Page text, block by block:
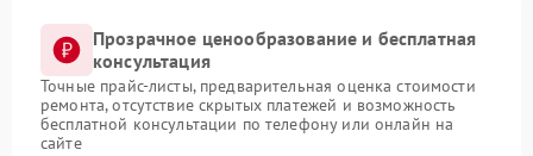
Прозрачное ценообразование и бесплатная
консультация
Точные прайс-листы, предварительная оценка стоимости
ремонта, отсутствие скрытых платежей и возможность
бесплатной консультации по телефону или онлайн на
сайте